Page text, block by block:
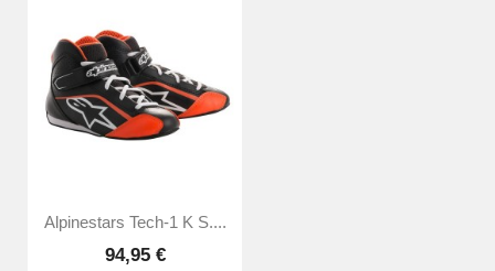
Alpinestars Tech-1 K S....
94,95 €